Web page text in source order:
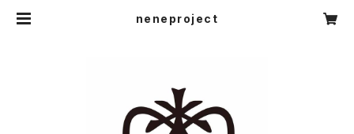
neneproject